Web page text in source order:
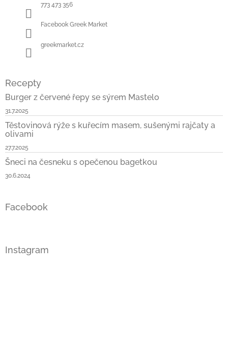
773 473 356
Facebook Greek Market
greekmarket.cz
Recepty
Burger z červené řepy se sýrem Mastelo
31.7.2025
Těstovinová rýže s kuřecím masem, sušenými rajčaty a
olivami
27.7.2025
Šneci na česneku s opečenou bagetkou
30.6.2024
Facebook
Instagram